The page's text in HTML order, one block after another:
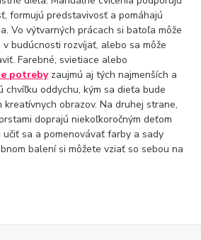
formujú predstavivosť a pomáhajú
Vo výtvarných prácach si batoľa môže
budúcnosti rozvíjať, alebo sa môže
Farebné, svietiace alebo
potrebyzaujmú aj tých najmenších a
chvíľku oddychu, kým sa dieťa bude
obrazov. Na druhej strane,
doprajú niekoľkoročným deťom
učiť sa a pomenovávať farby a sady
balení si môžete vziať so sebou na